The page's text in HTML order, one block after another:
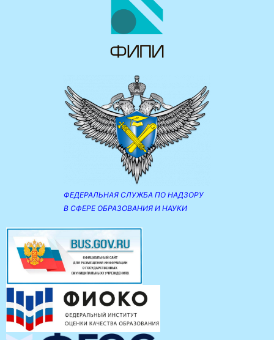
ФЕДЕРАЛЬНАЯ СЛУЖБА ПО НАДЗОРУ
В СФЕРЕ ОБРАЗОВАНИЯ И НАУКИ